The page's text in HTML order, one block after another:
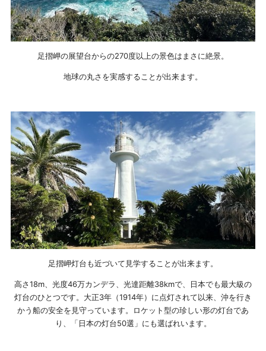
足摺岬の展望台からの270度以上の景色はまさに絶景。
地球の丸さを実感することが出来ます。
足摺岬灯台も近づいて見学することが出来ます。
高さ18m、光度46万カンデラ、光達距離38kmで、日本でも最大級の
灯台のひとつです。大正3年（1914年）に点灯されて以来、沖を行き
かう船の安全を見守っています。ロケット型の珍しい形の灯台であ
り、「日本の灯台50選」にも選ばれいます。